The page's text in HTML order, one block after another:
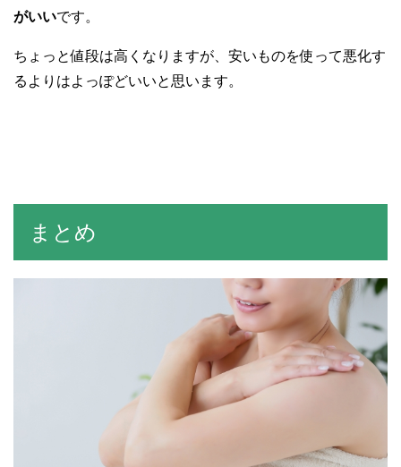
がいいです。
ちょっと値段は高くなりますが、安いものを使って悪化す
るよりはよっぽどいいと思います。
まとめ